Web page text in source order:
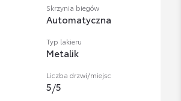
Skrzynia biegów
Automatyczna
Typ lakieru
Metalik
Liczba drzwi/miejsc
5/5